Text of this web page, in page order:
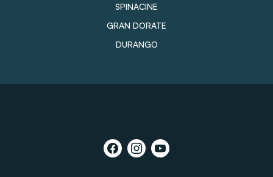
SPINACINE
GRAN DORATE
DURANGO